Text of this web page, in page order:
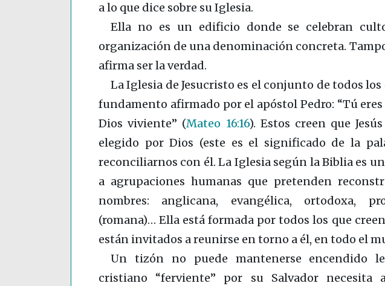
a lo que dice sobre su Iglesia.
Ella no es un edificio donde se celebran
organización de una denominación concreta.
afirma ser la verdad.
La Iglesia de Jesucristo es el conjunto de todos los
fundamento afirmado por el apóstol Pedro: “Tú
Dios viviente” (Mateo 16:16). Estos creen que
elegido por Dios (este es el significado de la
reconciliarnos con él. La Iglesia según la Biblia es
a agrupaciones humanas que pretenden
nombres: anglicana, evangélica, ortodoxa,
(romana)… Ella está formada por todos los que
están invitados a reunirse en torno a él, en todo el
Un tizón no puede mantenerse encendido
cristiano “ferviente” por su Salvador necesita